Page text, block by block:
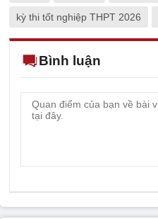
kỳ thi tốt nghiệp THPT 2026
Bình luận